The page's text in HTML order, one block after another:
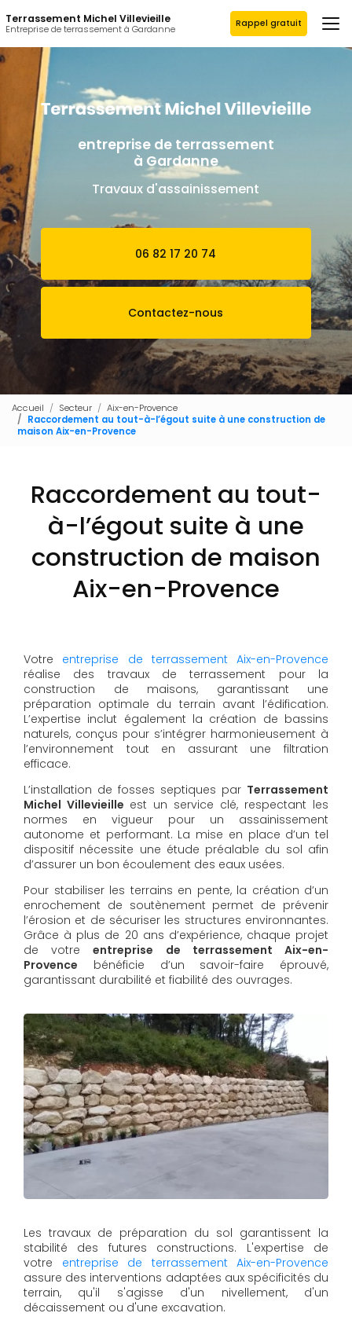
au
contenu
principal
Terrassement Michel Villevieille
Entreprise de terrassement à Gardanne Rappel gratuit
entreprise de terrassement
à Gardanne
Travaux d'assainissement
06 82 17 20 74
Contactez-nous
Accueil Secteur
Aix-en-Provence
Raccordement au tout-à-l’égout suite à une construction de
maison Aix-en-Provence
Raccordement au tout-
à-l’égout suite à une
construction de maison
Aix-en-Provence
Votre entreprise de terrassement Aix-en-Provence
réalise des travaux de terrassement pour la
construction de maisons, garantissant une
préparation optimale du terrain avant l’édification.
L’expertise inclut également la création de bassins
naturels, conçus pour s’intégrer harmonieusement à
l’environnement tout en assurant une filtration
efficace.
L’installation de fosses septiques par Terrassement
Michel Villevieille est un service clé, respectant les
normes en vigueur pour un assainissement
autonome et performant. La mise en place d’un tel
dispositif nécessite une étude préalable du sol afin
d’assurer un bon écoulement des eaux usées.
Pour stabiliser les terrains en pente, la création d’un
enrochement de soutènement permet de prévenir
l’érosion et de sécuriser les structures environnantes.
Grâce à plus de 20 ans d’expérience, chaque projet
de votreentreprise de terrassement Aix-en-
Provence bénéficie d’un savoir-faire éprouvé,
garantissant durabilité et fiabilité des ouvrages.
Les travaux de préparation du sol garantissent la
stabilité des futures constructions. L'expertise de
votre entreprise de terrassement Aix-en-Provence
assure des interventions adaptées aux spécificités du
terrain, qu'il s'agisse d'un nivellement, d'un
décaissement ou d'une excavation.